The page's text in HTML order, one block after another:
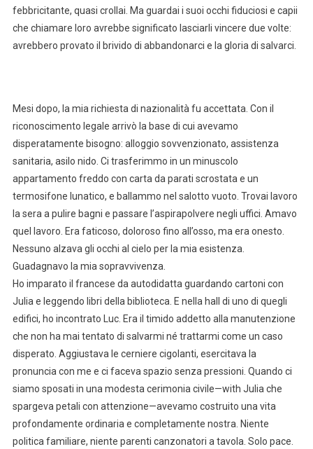
febbricitante, quasi crollai. Ma guardai i suoi occhi fiduciosi e capii
che chiamare loro avrebbe significato lasciarli vincere due volte:
avrebbero provato il brivido di abbandonarci e la gloria di salvarci.
Mesi dopo, la mia richiesta di nazionalità fu accettata. Con il
riconoscimento legale arrivò la base di cui avevamo
disperatamente bisogno: alloggio sovvenzionato, assistenza
sanitaria, asilo nido. Ci trasferimmo in un minuscolo
appartamento freddo con carta da parati scrostata e un
termosifone lunatico, e ballammo nel salotto vuoto. Trovai lavoro
la sera a pulire bagni e passare l’aspirapolvere negli uffici. Amavo
quel lavoro. Era faticoso, doloroso fino all’osso, ma era onesto.
Nessuno alzava gli occhi al cielo per la mia esistenza.
Guadagnavo la mia sopravvivenza.
Ho imparato il francese da autodidatta guardando cartoni con
Julia e leggendo libri della biblioteca. E nella hall di uno di quegli
edifici, ho incontrato Luc. Era il timido addetto alla manutenzione
che non ha mai tentato di salvarmi né trattarmi come un caso
disperato. Aggiustava le cerniere cigolanti, esercitava la
pronuncia con me e ci faceva spazio senza pressioni. Quando ci
siamo sposati in una modesta cerimonia civile—with Julia che
spargeva petali con attenzione—avevamo costruito una vita
profondamente ordinaria e completamente nostra. Niente
politica familiare, niente parenti canzonatori a tavola. Solo pace.